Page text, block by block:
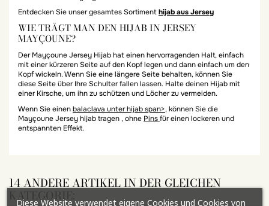
Entdecken Sie unser gesamtes Sortimenthijab aus Jersey
WIE TRÄGT MAN DEN HIJAB IN JERSEY
MAYÇOUNE?
Der Mayçoune Jersey Hijab hat einen hervorragenden Halt, einfach
mit einer kürzeren Seite auf den Kopf legen und dann einfach um den
Kopf wickeln. Wenn Sie eine längere Seite behalten, können Sie
diese Seite über Ihre Schulter fallen lassen. Halte deinen Hijab mit
einer Kirsche, um ihn zu schützen und Löcher zu vermeiden.
Wenn Sie einenbalaclava unter hijab span>, können Sie die
Mayçoune Jersey hijab tragen , ohne Pinsfür einen lockeren und
entspannten Effekt.
14 ANDERE ARTIKEL IN DER GLEICHEN
KATEGORIE:
Diese Website verwendet eigene Cookies und Cookies von